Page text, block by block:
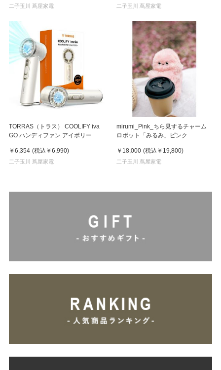
二子玉川 蔦屋家電 二子玉川 蔦屋家電
TORRAS（トラス） COOLIFY iva
GO ハンディファン アイボリー
￥6,354 (税込 ￥6,990)
二子玉川 蔦屋家電
mirumi_Pink_ちら見するチャーム
ロボット「みるみ」ピンク
￥18,000 (税込 ￥19,800)
二子玉川 蔦屋家電